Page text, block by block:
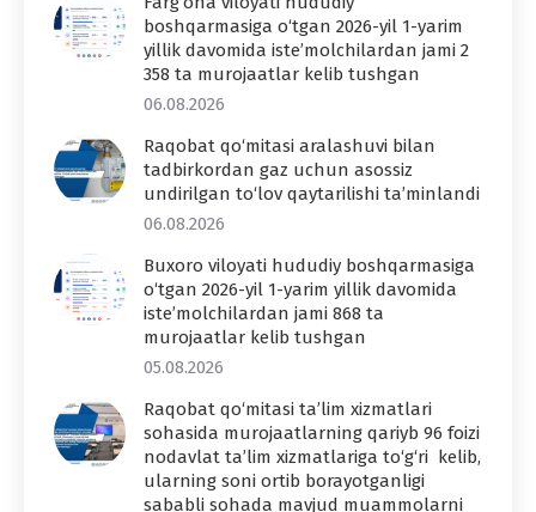
boshqarmasiga o‘tgan 2026-yil 1-yarim
yillik davomida iste’molchilardan jami 2
358 ta murojaatlar kelib tushgan
06.08.2026
Raqobat qo‘mitasi aralashuvi bilan
tadbirkordan gaz uchun asossiz
undirilgan to‘lov qaytarilishi ta’minlandi
06.08.2026
Buxoro viloyati hududiy boshqarmasiga
o‘tgan 2026-yil 1-yarim yillik davomida
iste’molchilardan jami 868 ta
murojaatlar kelib tushgan
05.08.2026
Raqobat qo‘mitasi ta’lim xizmatlari
sohasida murojaatlarning qariyb 96 foizi
nodavlat ta’lim xizmatlariga to‘g‘ri kelib,
ularning soni ortib borayotganligi
sababli sohada mavjud muammolarni